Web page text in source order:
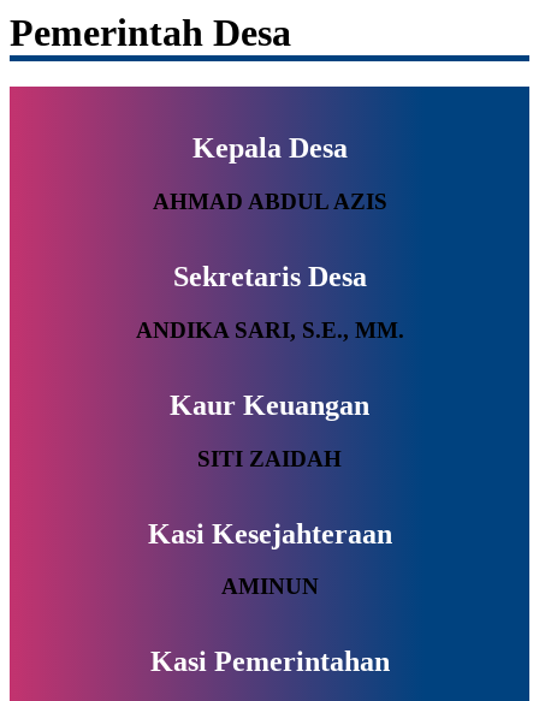
Pemerintah Desa
Kepala Desa
AHMAD ABDUL AZIS
Sekretaris Desa
ANDIKA SARI, S.E., MM.
Kaur Keuangan
SITI ZAIDAH
Kasi Kesejahteraan
AMINUN
Kasi Pemerintahan